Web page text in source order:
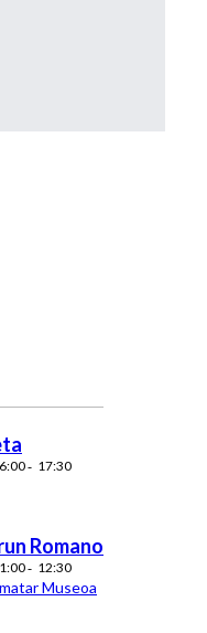
- 17:30
Romano
- 12:30
Museoa